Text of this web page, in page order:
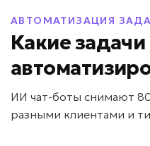
от 69
Много времени
ИИ для
АВТОМАТИЗАЦИЯ
Какие
ИИ чат-боты снимают
разными клиентами и